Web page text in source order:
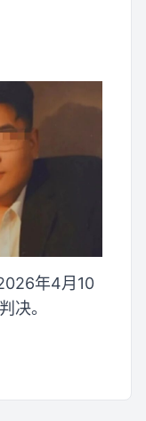
年4月10
决。